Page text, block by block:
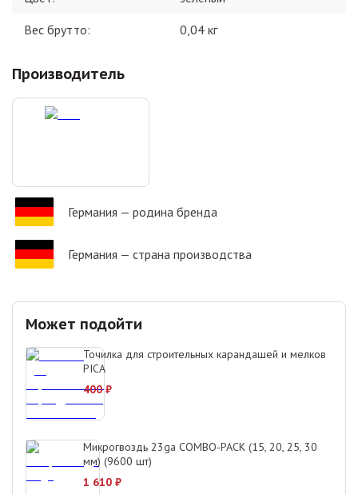
Вес брутто:
0,04 кг
Производитель
Германия — родина бренда
Германия — страна производства
Может подойти
Точилка для строительных карандашей и мелков
PICA
400 ₽
Микрогвоздь 23ga COMBO-PACK (15, 20, 25, 30
мм) (9600 шт)
1 610 ₽